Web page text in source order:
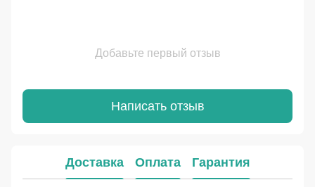
Добавьте первый отзыв
Написать отзыв
Доставка Оплата Гарантия